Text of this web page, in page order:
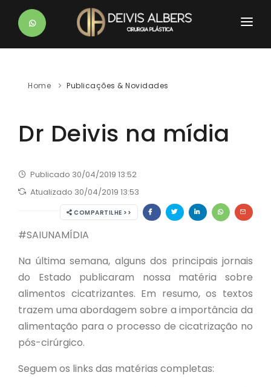
HOME
PROCEDIMENTOS
PÓS-OPERATÓRIO
Home Publicações & Novidades
Dr Deivis na mídia
Publicado 30/04/2019 13:52
Atualizado 30/04/2019 13:53
COMPARTILHE >>
#SAIUNAMÍDIA
Na última semana, alguns dos principais jornais
do Estado publicaram nossa matéria sobre
alimentos cicatrizantes. Em resumo, os textos
trazem uma abordagem sobre a importância da
alimentação para o processo de cicatrização no
pós-cirúrgico.
Seguem os links das matérias completas: